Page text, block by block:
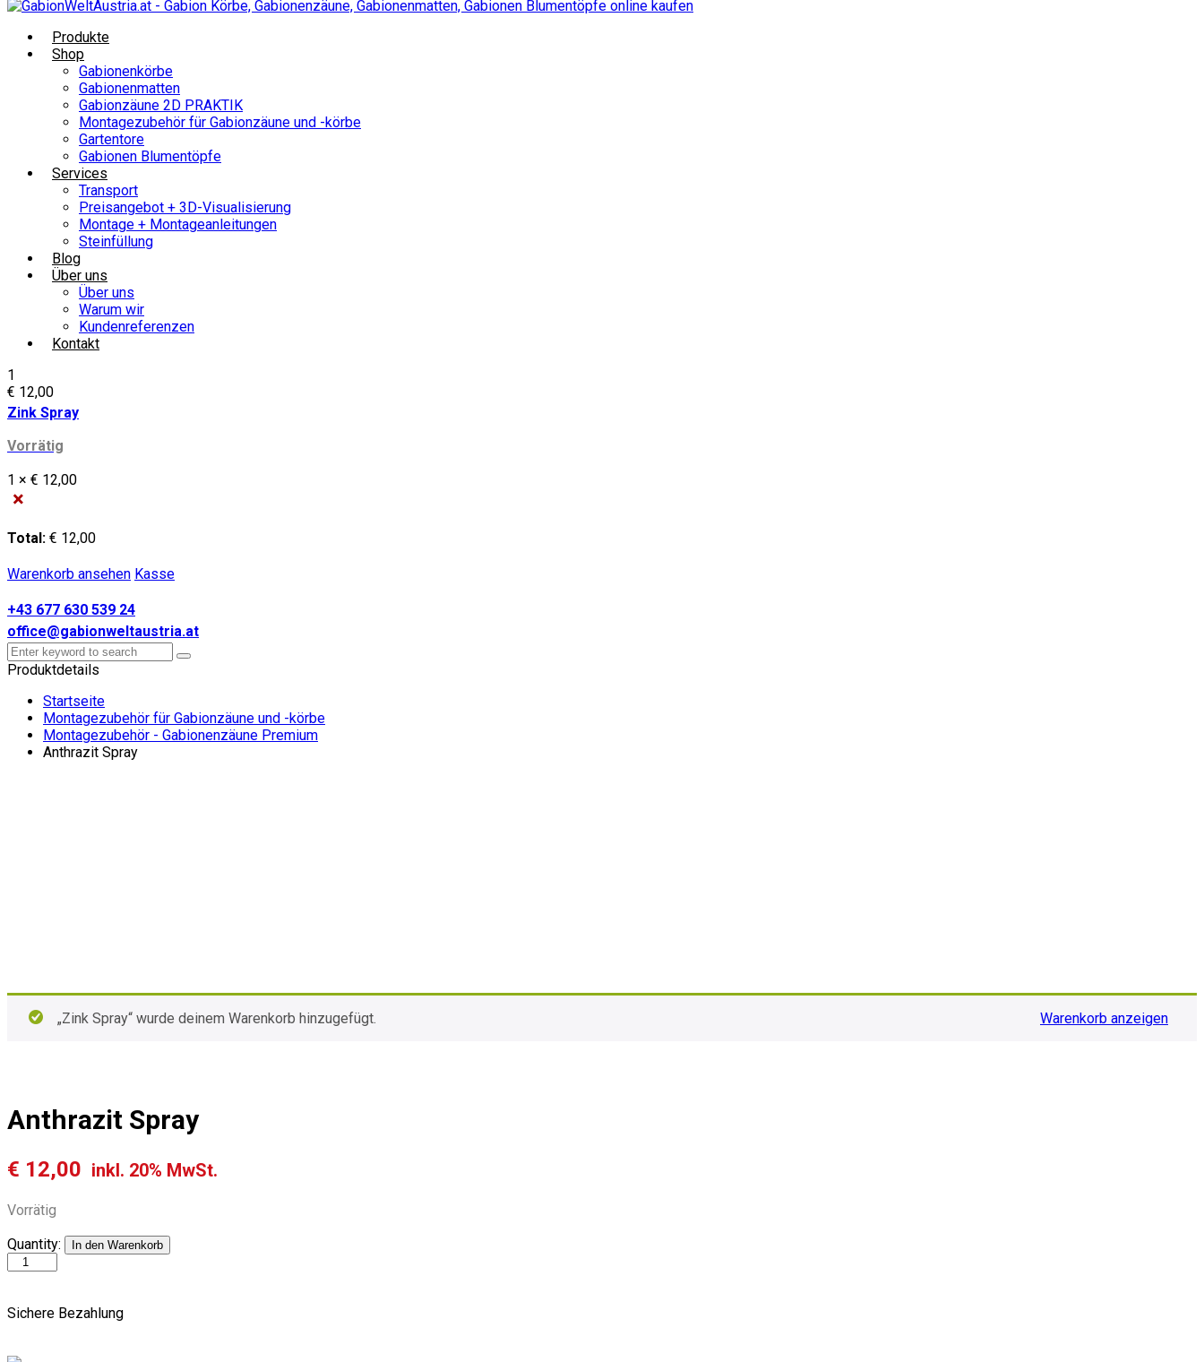
Produkte
Shop
Gabionenkörbe
Gabionenmatten
Gabionzäune 2D PRAKTIK
Montagezubehör für Gabionzäune und -körbe
Gartentore
Gabionen Blumentöpfe
Services
Transport
Preisangebot + 3D-Visualisierung
Montage + Montageanleitungen
Steinfüllung
Blog
Über uns
Über uns
Warum wir
Kundenreferenzen
Kontakt
1
€ 12,00
Zink Spray
Vorrätig
1 × € 12,00
×
Total: € 12,00
Warenkorb ansehen Kasse
+43 677 630 539 24
office@gabionweltaustria.at
Produktdetails
Startseite
Montagezubehör für Gabionzäune und -körbe
Montagezubehör - Gabionenzäune Premium
Anthrazit Spray
„Zink Spray“ wurde deinem Warenkorb hinzugefügt. Warenkorb anzeigen
Anthrazit Spray
€ 12,00 inkl. 20% MwSt.
Vorrätig
Quantity:
In den Warenkorb
Sichere Bezahlung